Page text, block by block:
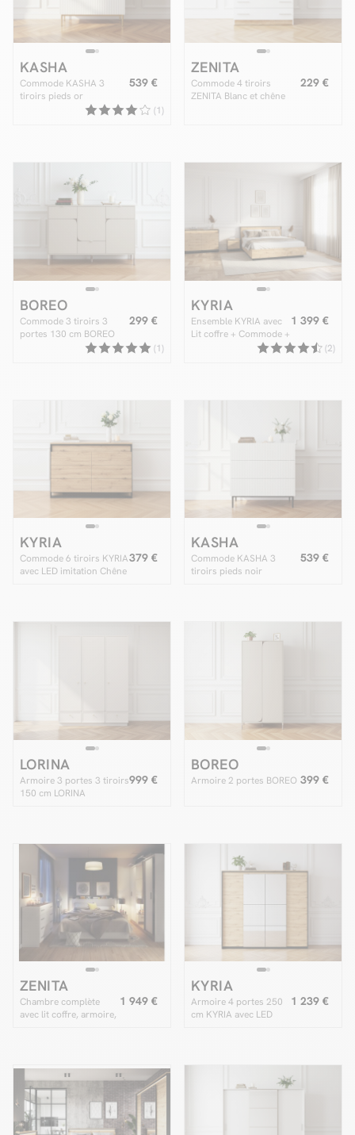
KASHA
Commode KASHA 3
tiroirs pieds or
539 €
(1)
ZENITA
Commode 4 tiroirs
ZENITA Blanc et chêne
229 €
BOREO
Commode 3 tiroirs 3
portes 130 cm BOREO
299 €
(1)
KYRIA
Ensemble KYRIA avec
Lit coffre + Commode +
1 399 €
(2)
KYRIA
Commode 6 tiroirs KYRIA
avec LED imitation Chêne
379 €
KASHA
Commode KASHA 3
tiroirs pieds noir
539 €
LORINA
Armoire 3 portes 3 tiroirs
150 cm LORINA
999 €
BOREO
Armoire 2 portes BOREO 399 €
ZENITA
Chambre complète
avec lit coffre, armoire,
1 949 €
KYRIA
Armoire 4 portes 250
cm KYRIA avec LED
1 239 €